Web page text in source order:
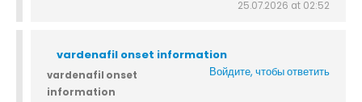
25.07.2026 at 02:52
vardenafil onset information
Войдите, чтобы ответить
vardenafil onset
information